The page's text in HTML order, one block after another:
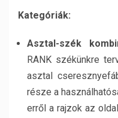
Kategóriák:
Asztal-szék
RANK székünkre
asztal
része a
erről a rajzok az